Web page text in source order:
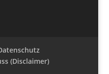
(Disclaimer)